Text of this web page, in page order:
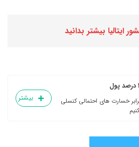
ایتالیا بیشتر بدانید
خسارت های احتمالی کنسلی
بیشتر